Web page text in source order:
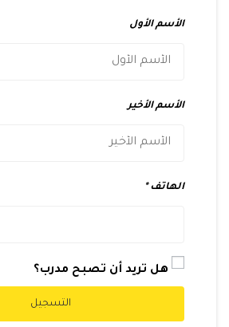
الأسم الأول
الأسم الأخير
الهاتف
هل تريد أن تصبح مدرب؟
التسجيل